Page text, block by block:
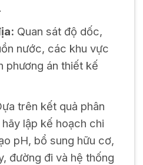
Quan sát độ dốc,
nước, các khu vực
phương án thiết kế
trên kết quả phân
lập kế hoạch chi
pH, bổ sung hữu cơ,
đường đi và hệ thống